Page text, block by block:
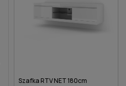
Szafka RTV NET 180cm